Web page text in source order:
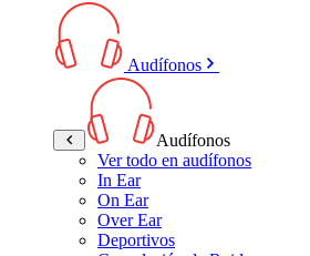
Audífonos
Audífonos
Ver todo en audífonos
In Ear
On Ear
Over Ear
Deportivos